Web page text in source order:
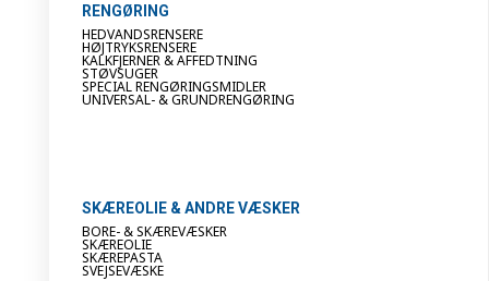
RENGØRING
HEDVANDSRENSERE
HØJTRYKSRENSERE
KALKFJERNER & AFFEDTNING
STØVSUGER
SPECIAL RENGØRINGSMIDLER
UNIVERSAL- & GRUNDRENGØRING
SKÆREOLIE & ANDRE VÆSKER
BORE- & SKÆREVÆSKER
SKÆREOLIE
SKÆREPASTA
SVEJSEVÆSKE